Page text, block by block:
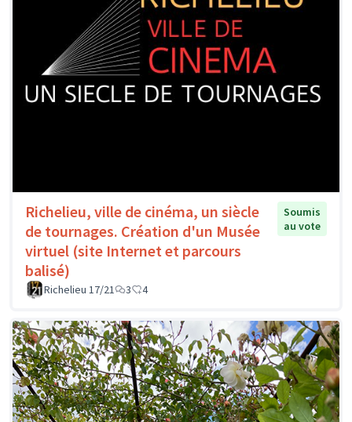
Richelieu, ville de cinéma, un siècle
de tournages. Création d'un Musée
virtuel (site Internet et parcours
balisé)
Soumis
au vote
Richelieu 17/21 3 4